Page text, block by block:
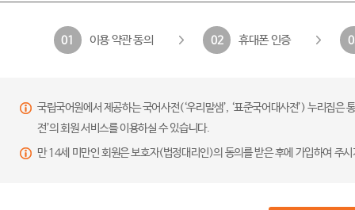
01 이용 약관 동의 02 휴대폰 인증
국립국어원에서 제공하는 국어사전(‘우리말샘’, ‘표준국어대사전’) 누리집
전’의 회원 서비스를 이용하실 수 있습니다.
만 14세 미만인 회원은 보호자(법정대리인)의 동의를 받은 후에 가입하여 주